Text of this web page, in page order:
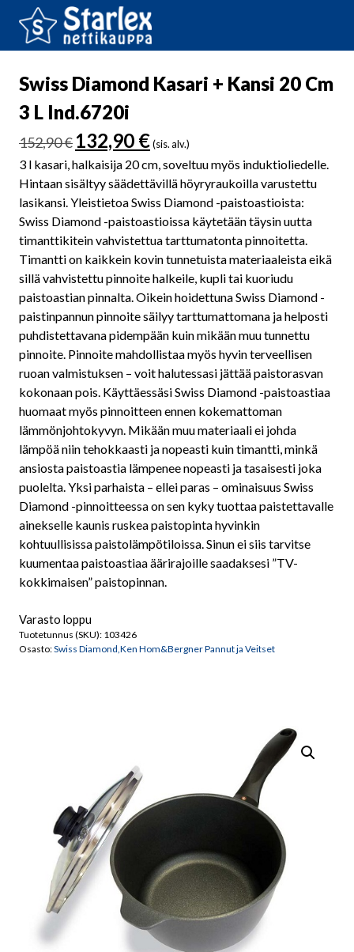
Swiss Diamond Kasari + Kansi 20 Cm
3 L Ind.6720i
152,90€ Alkuperäinen
hinta
oli:
152,90 €.
132,90 €Nykyinen
hinta
on:
132,90 €.
(sis. alv.)
3 l kasari, halkaisija 20 cm, soveltuu myös induktioliedelle.
Hintaan sisältyy säädettävillä höyryraukoilla varustettu
lasikansi. Yleistietoa Swiss Diamond -paistoastioista:
Swiss Diamond -paistoastioissa käytetään täysin uutta
timanttikitein vahvistettua tarttumatonta pinnoitetta.
Timantti on kaikkein kovin tunnetuista materiaaleista eikä
sillä vahvistettu pinnoite halkeile, kupli tai kuoriudu
paistoastian pinnalta. Oikein hoidettuna Swiss Diamond -
paistinpannun pinnoite säilyy tarttumattomana ja helposti
puhdistettavana pidempään kuin mikään muu tunnettu
pinnoite. Pinnoite mahdollistaa myös hyvin terveellisen
ruoan valmistuksen – voit halutessasi jättää paistorasvan
kokonaan pois. Käyttäessäsi Swiss Diamond -paistoastiaa
huomaat myös pinnoitteen ennen kokemattoman
lämmönjohtokyvyn. Mikään muu materiaali ei johda
lämpöä niin tehokkaasti ja nopeasti kuin timantti, minkä
ansiosta paistoastia lämpenee nopeasti ja tasaisesti joka
puolelta. Yksi parhaista – ellei paras – ominaisuus Swiss
Diamond -pinnoitteessa on sen kyky tuottaa paistettavalle
ainekselle kaunis ruskea paistopinta hyvinkin
kohtuullisissa paistolämpötiloissa. Sinun ei siis tarvitse
kuumentaa paistoastiaa äärirajoille saadaksesi ”TV-
kokkimaisen” paistopinnan.
Varasto loppu
Tuotetunnus (SKU): 103426
Osasto:Swiss Diamond,Ken Hom&Bergner Pannut ja Veitset